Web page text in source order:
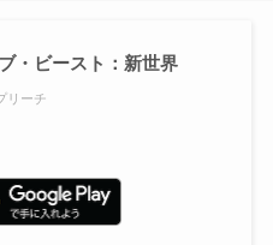
・ビースト：新世界
リーチ